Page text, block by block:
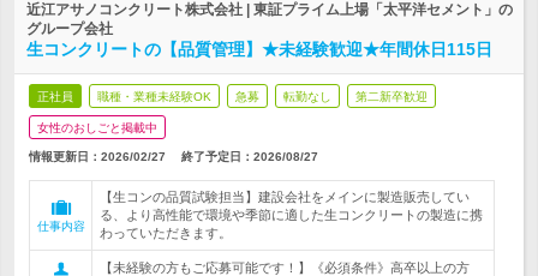
近江アサノコンクリート株式会社 | 東証プライム上場「太平洋セメント」の
グループ会社
生コンクリートの【品質管理】★未経験歓迎★年間休日115日
正社員 職種・業種未経験OK 急募 転勤なし 第二新卒歓迎
女性のおしごと掲載中
情報更新日：2026/02/27 終了予定日： 2026/08/27
仕事内容
【生コンの品質試験担当】建設会社をメインに製造販売してい
る、より高性能で環境や季節に適した生コンクリートの製造に携
わっていただきます。
【未経験の方もご応募可能です！】《必須条件》高卒以上の方